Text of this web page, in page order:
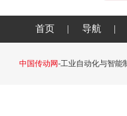
首页 | 导航 |
中国传动网-工业自动化与智能